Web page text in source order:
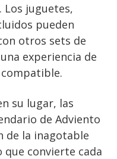
Los juguetes,
pueden
otros sets de
experiencia de
su lugar, las
de Adviento
de la inagotable
que convierte cada